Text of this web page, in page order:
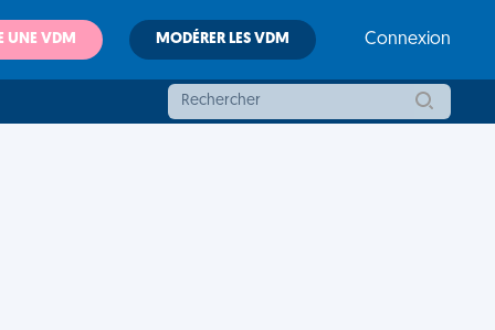
UNE VDM MODÉRER LES VDM Connexion